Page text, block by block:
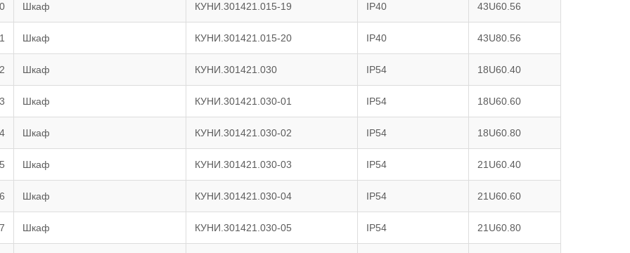
Шкаф КУНИ.301421.015-19 IP40 43U60.56
Шкаф КУНИ.301421.015-20 IP40 43U80.56
Шкаф КУНИ.301421.030 IP54 18U60.40
Шкаф КУНИ.301421.030-01 IP54 18U60.60
Шкаф КУНИ.301421.030-02 IP54 18U60.80
Шкаф КУНИ.301421.030-03 IP54 21U60.40
Шкаф КУНИ.301421.030-04 IP54 21U60.60
Шкаф КУНИ.301421.030-05 IP54 21U60.80